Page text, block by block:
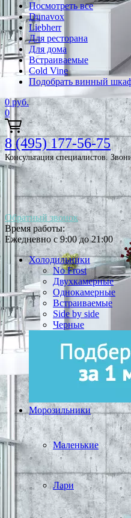
Посмотреть все
Dunavox
Liebherr
Для ресторана
Для дома
Встраиваемые
Cold Vine
Подобрать винный
0 руб.
0
8 (495) 177-56-75
Консультация специалистов.
Обратный звонок
Время работы:
Ежедневно с 9:00 до 21:00
Холодильники
No Frost
Двухкамерные
Однокамерные
Встраиваемые
Side by side
Черные
Морозильники
Маленькие
Лари